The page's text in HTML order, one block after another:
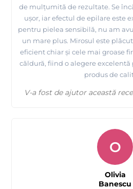
de mulțumită de rezultate. Se
ușor, iar efectul de epilare este
pentru pielea sensibilă, nu am
un mare plus. Mirosul este
eficient chiar și cele mai groase
căldură, fiind o alegere
produs de
V-a fost de ajutor această
O
Olivia
Banescu